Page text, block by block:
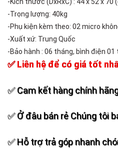
-Kích thước (DxRxC) : 44 x 52 x 70
-Trọng lượng: 40kg
-Phụ kiện kèm theo: 02 micro
-Xuất xứ: Trung Quốc
-Bảo hành : 06 tháng, bình điện 01
✅ Liên hệ để có giá tốt
✅ Cam kết hàng chính
✅ Ở đâu bán rẻ Chúng tôi
✅ Hỗ trợ trả góp nhanh